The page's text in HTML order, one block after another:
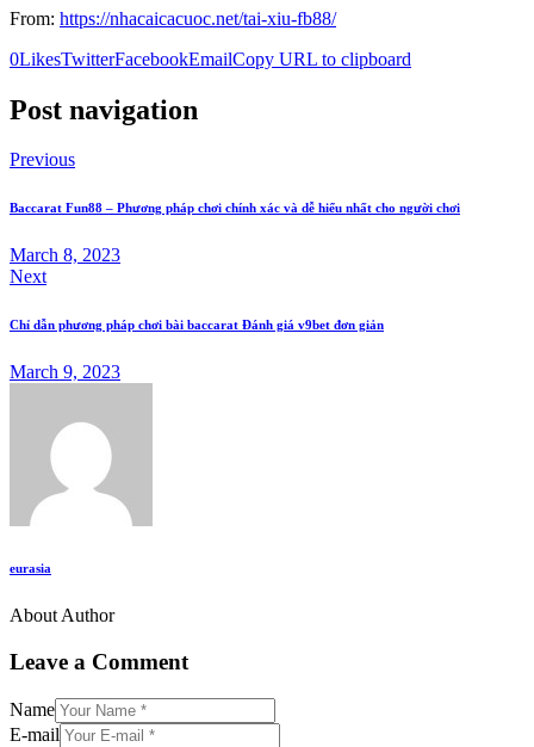
From: https://nhacaicacuoc.net/tai-xiu-fb88/
0LikesTwitterFacebookEmailCopy URL to clipboard
Post navigation
Previous
Baccarat Fun88 – Phương pháp chơi chính xác và dễ hiểu nhất cho người chơi
March 8, 2023
Next
Chỉ dẫn phương pháp chơi bài baccarat Đánh giá v9bet đơn giản
March 9, 2023
eurasia
About Author
Leave a Comment
Name
E-mail